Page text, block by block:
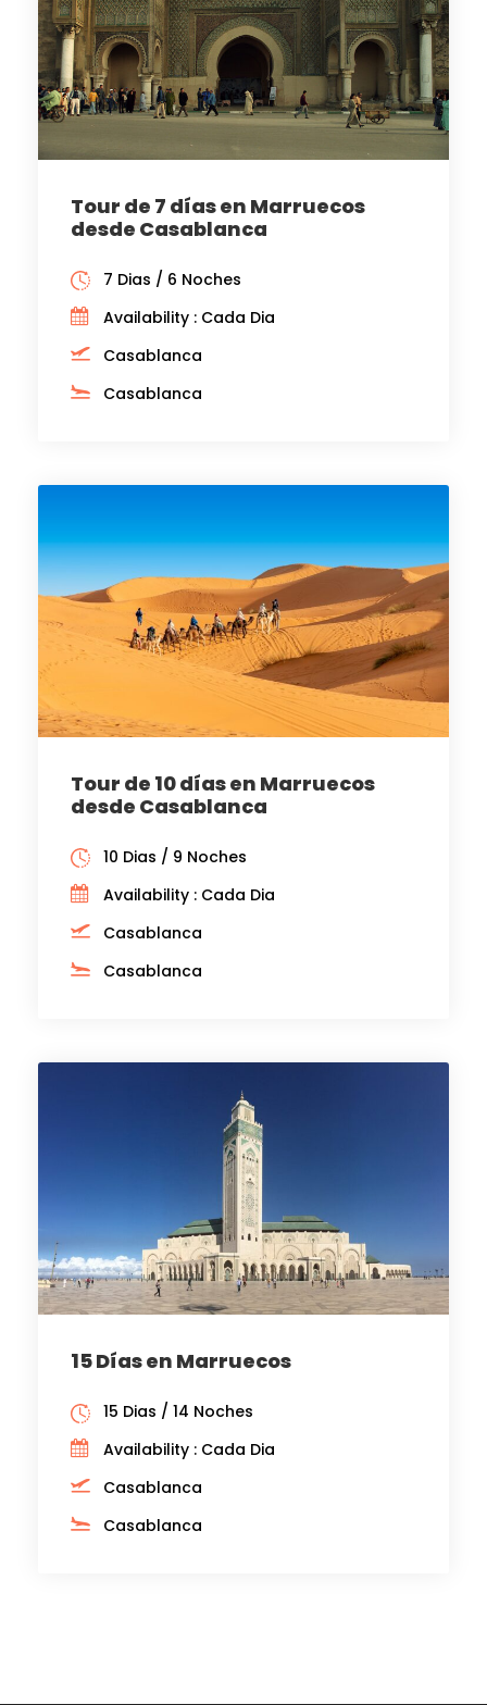
Tour de 7 días en Marruecos
desde Casablanca
7 Dias / 6 Noches
Availability : Cada Dia
Casablanca
Casablanca
Tour de 10 días en Marruecos
desde Casablanca
10 Dias / 9 Noches
Availability : Cada Dia
Casablanca
Casablanca
15 Días en Marruecos
15 Dias / 14 Noches
Availability : Cada Dia
Casablanca
Casablanca